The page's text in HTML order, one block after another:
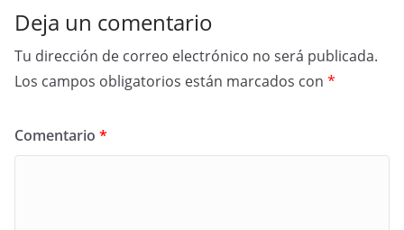
Deja un comentario
Tu dirección de correo electrónico no será publicada.
Los campos obligatorios están marcados con *
Comentario *